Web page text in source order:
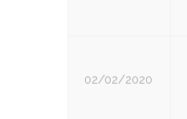
02/02/2020